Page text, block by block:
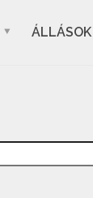
ÁLLÁSOK